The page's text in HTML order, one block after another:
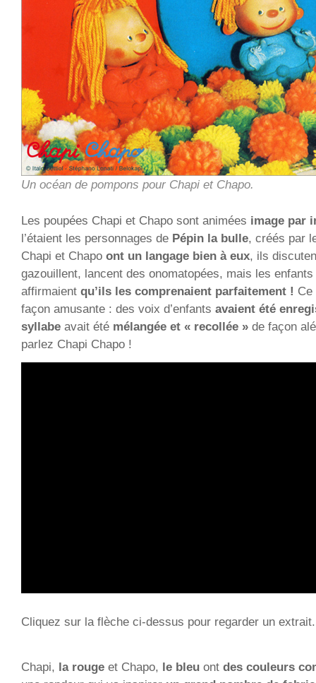
Un océan de pompons pour Chapi et Chapo.
Les poupées Chapi et Chapo sont animées image par
l’étaient les personnages de Pépin la bulle, créés par
Chapi et Chapo ont un langage bien à eux, ils
gazouillent, lancent des onomatopées, mais les enfants
affirmaient qu’ils les comprenaient parfaitement !
façon amusante : des voix d’enfants avaient été
syllabe avait été mélangée et « recollée » de façon
parlez Chapi Chapo !
Cliquez sur la flèche ci-dessus pour regarder un extrait.
Chapi, la rouge et Chapo, le bleu ont des couleurs